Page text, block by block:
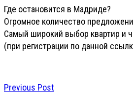
Где остановится в Мадриде?
Огромное количество
Самый широкий выбор квартир и
(при регистрации по данной
Previous Post